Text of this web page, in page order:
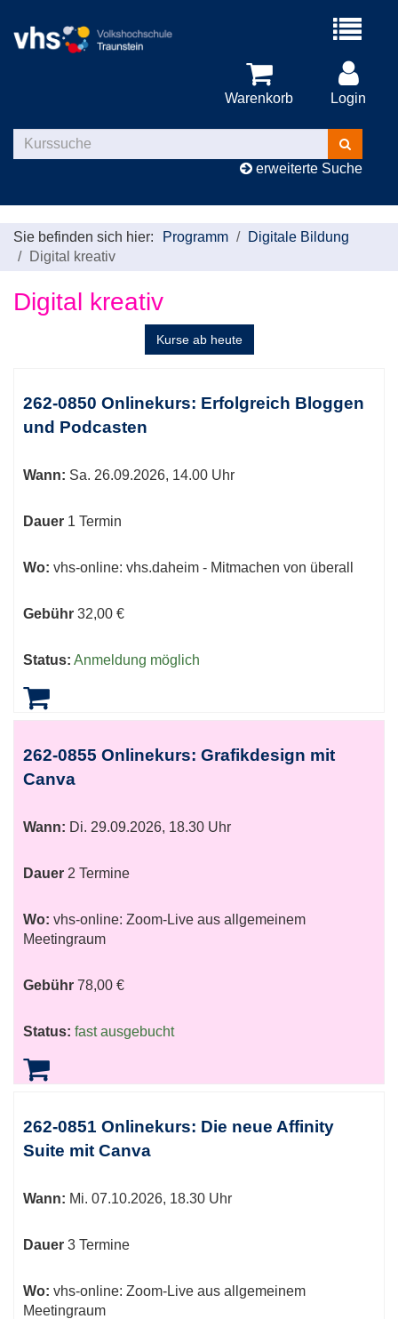
Menü
Warenkorb Login
Kurse
suchen
erweiterte Suche
Sie befinden sich hier: Programm
Digitale Bildung
Digital kreativ
Digital kreativ
Kurse ab heute
Tabellenüberschriften
sortiert
262-0850 Onlinekurs: Erfolgreich Bloggen
und Podcasten
Wann: Sa. 26.09.2026, 14.00 Uhr
Dauer 1 Termin
Wo: vhs-online: vhs.daheim - Mitmachen von überall
Gebühr 32,00 €
Status: Anmeldung möglich
262-0855 Onlinekurs: Grafikdesign mit
Canva
Wann: Di. 29.09.2026, 18.30 Uhr
Dauer 2 Termine
Wo: vhs-online: Zoom-Live aus allgemeinem
Meetingraum
Gebühr 78,00 €
Status: fast ausgebucht
262-0851 Onlinekurs: Die neue Affinity
Suite mit Canva
Wann: Mi. 07.10.2026, 18.30 Uhr
Dauer 3 Termine
Wo: vhs-online: Zoom-Live aus allgemeinem
Meetingraum